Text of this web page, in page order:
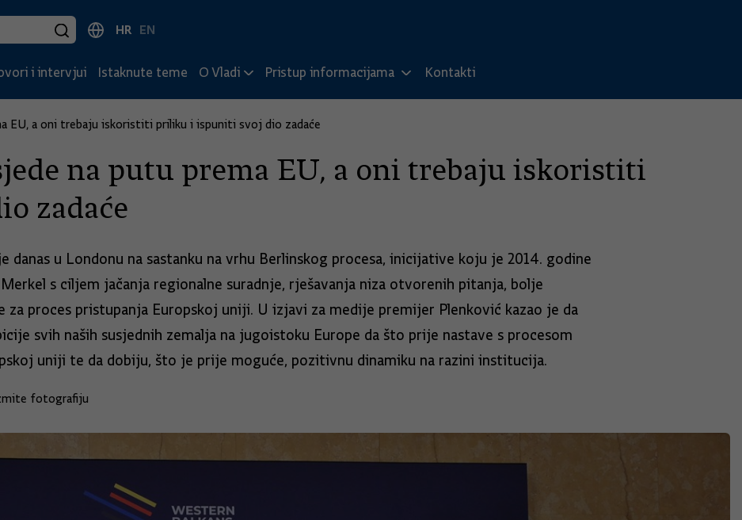
HR EN
i intervjui Istaknute teme O Vladi Pristup informacijama Kontakti
EU, a oni trebaju iskoristiti priliku i ispuniti svoj dio zadaće
na putu prema EU, a oni trebaju iskoristiti
zadaće
danas u Londonu na sastanku na vrhu Berlinskog procesa, inicijative koju je 2014. godine
s ciljem jačanja regionalne suradnje, rješavanja niza otvorenih pitanja, bolje
proces pristupanja Europskoj uniji. U izjavi za medije premijer Plenković kazao je da
svih naših susjednih zemalja na jugoistoku Europe da što prije nastave s procesom
uniji te da dobiju, što je prije moguće, pozitivnu dinamiku na razini institucija.
fotografiju